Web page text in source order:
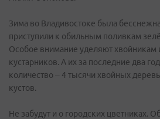
Зима во Владивостоке была
приступили к обильным поливкам
Особое внимание уделяют
кустарников. А их за последние два
количество – 4 тысячи хвойных
кустов.
Не забудут и о городских цветниках.